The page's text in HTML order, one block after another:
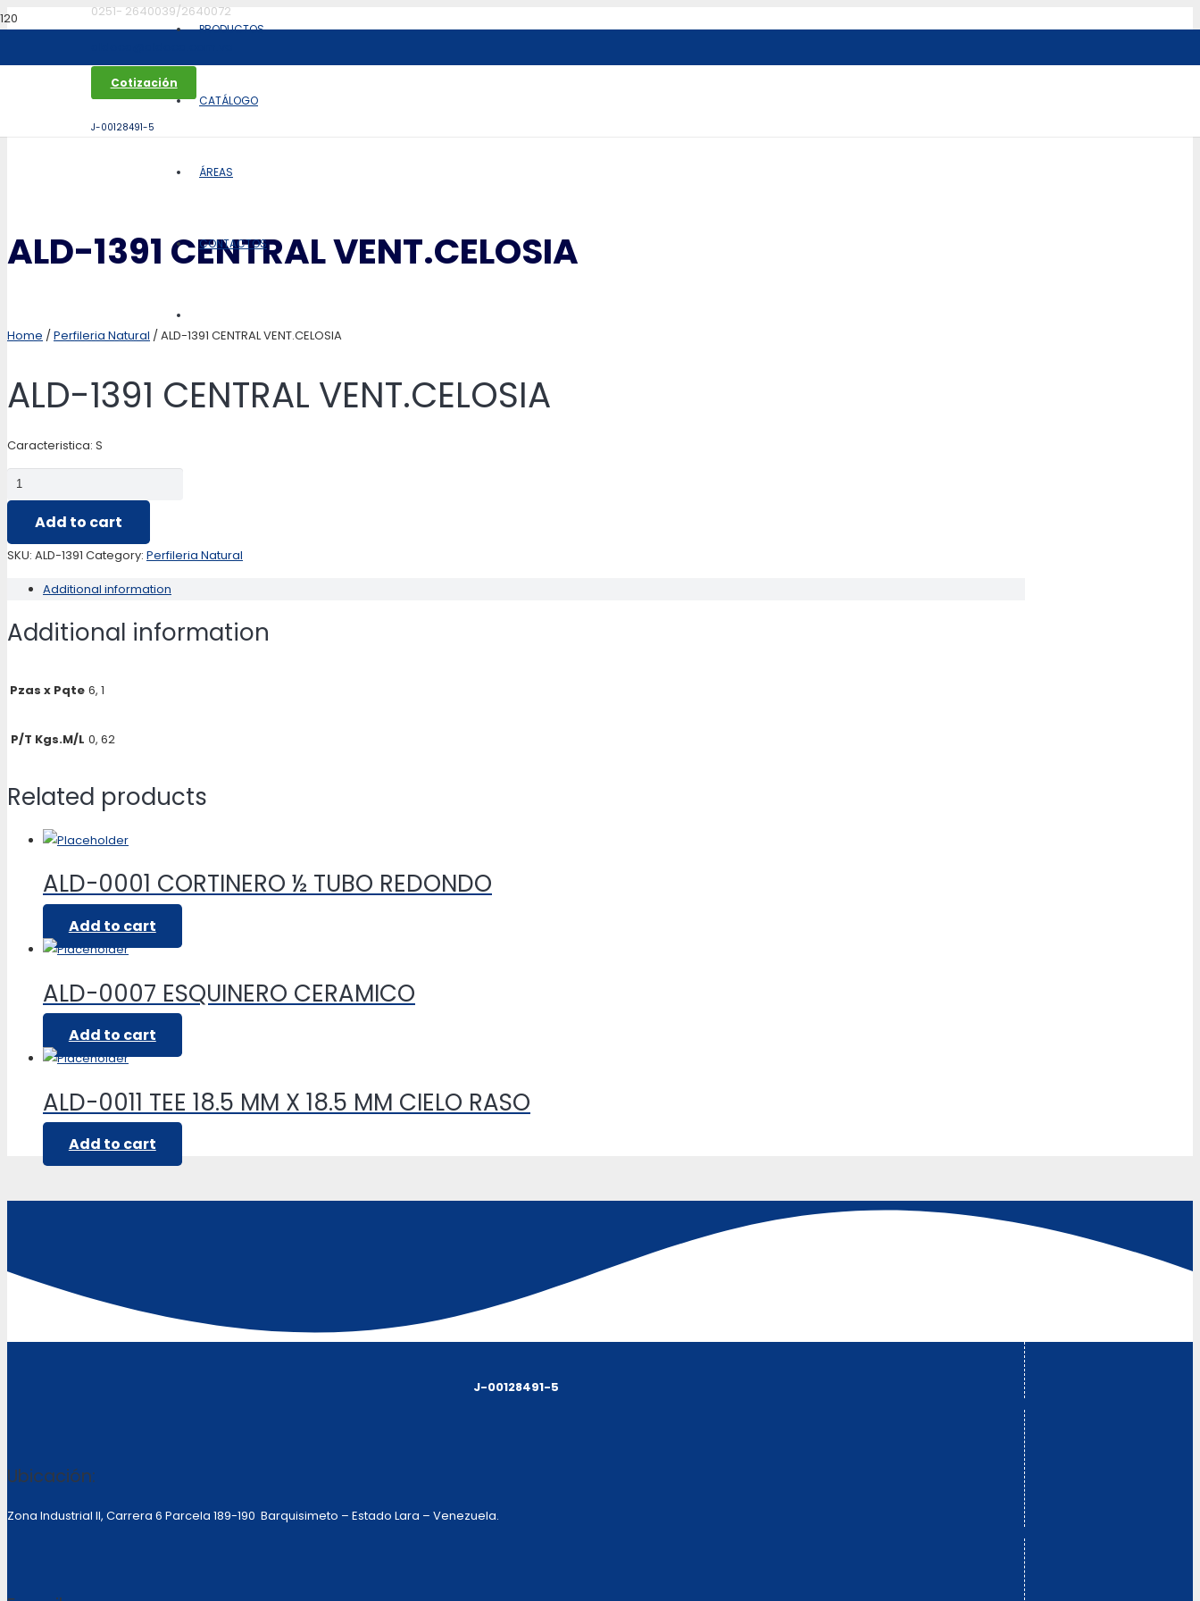
0251- 2640039/2640072
Cotización
J-00128491-5
PRODUCTOS
CATÁLOGO
ÁREAS
CONTACTOS
ALD-1391 CENTRAL VENT.CELOSIA
Home /Perfileria Natural / ALD-1391 CENTRAL VENT.CELOSIA
ALD-1391 CENTRAL VENT.CELOSIA
Caracteristica: S
ALD-
1391
CENTRAL
VENT.CELOSIA
Add to cart
SKU: ALD-1391 Category: Perfileria Natural
Additional information
Additional information
Pzas x Pqte 6, 1
P/T Kgs.M/L 0, 62
Related products
ALD-0001 CORTINERO ½ TUBO REDONDO
Add to cart
ALD-0007 ESQUINERO CERAMICO
Add to cart
ALD-0011 TEE 18.5 MM X 18.5 MM CIELO RASO
Add to cart
J-00128491-5
Ubicación:
Zona Industrial II, Carrera 6 Parcela 189-190 Barquisimeto – Estado Lara – Venezuela.